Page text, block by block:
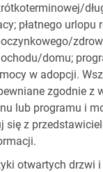
płatnego urlopu
domu;
w adopcji.
zgodnie z
lub programu i
się z
otwartych drzwi